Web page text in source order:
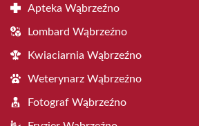
Apteka Wąbrzeźno
Lombard Wąbrzeźno
Kwiaciarnia Wąbrzeźno
Weterynarz Wąbrzeźno
Fotograf Wąbrzeźno